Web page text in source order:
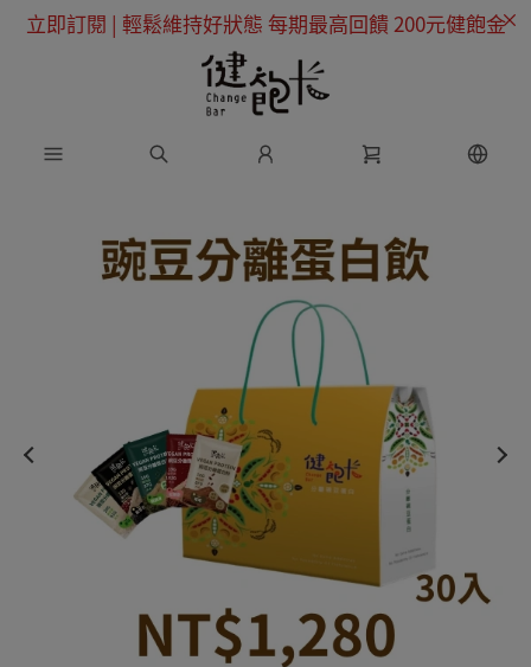
立即訂閱 | 輕鬆維持好狀態 每期最高回饋 200元健飽金